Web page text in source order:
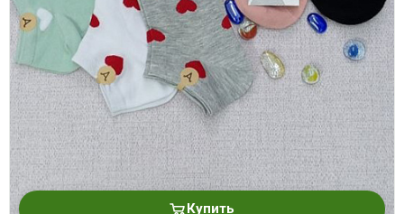
Купить